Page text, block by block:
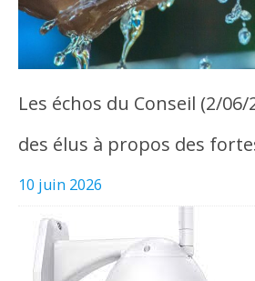
Les échos du Conseil (2/
des élus à propos des
10 juin 2026